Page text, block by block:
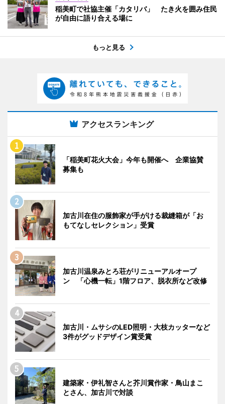
稲美町で社協主催「カタリバ」 たき火を囲み住民
が自由に語り合える場に
もっと見る
アクセスランキング
「稲美町花火大会」今年も開催へ 企業協賛
募集も
加古川在住の服飾家が手がける裁縫箱が「お
もてなしセレクション」受賞
加古川温泉みとろ荘がリニューアルオープ
ン 「心機一転」1階フロア、脱衣所など改修
加古川・ムサシのLED照明・大枝カッターなど
3件がグッドデザイン賞受賞
建築家・伊礼智さんと芥川賞作家・鳥山まこ
とさん、加古川で対談